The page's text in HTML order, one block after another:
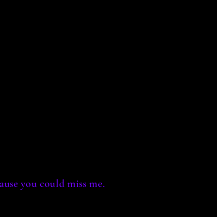
you could miss me.